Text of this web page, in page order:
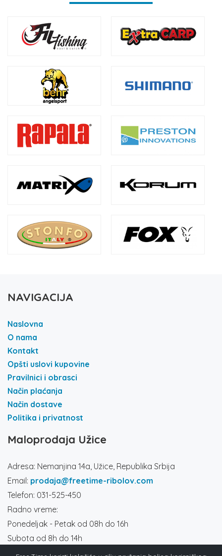
NAVIGACIJA
Naslovna
O nama
Kontakt
Opšti uslovi kupovine
Pravilnici i obrasci
Način plaćanja
Način dostave
Politika i privatnost
Maloprodaja Užice
Adresa: Nemanjina 14a, Užice, Republika Srbija
Email: prodaja@freetime-ribolov.com
Telefon: 031-525-450
Radno vreme:
Ponedeljak - Petak od 08h do 16h
Subota od 8h do 14h